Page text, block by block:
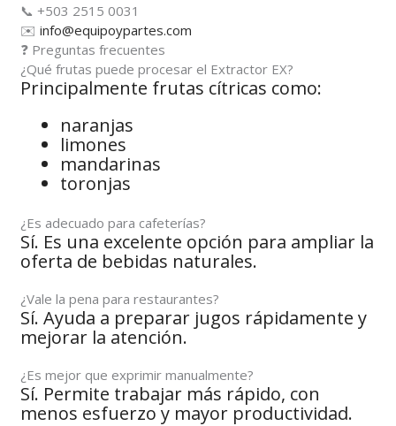
📞 +503 2515 0031
✉️info@equipoypartes.com
❓ Preguntas frecuentes
¿Qué frutas puede procesar el Extractor EX?
Principalmente frutas cítricas como:
naranjas
limones
mandarinas
toronjas
¿Es adecuado para cafeterías?
Sí. Es una excelente opción para ampliar la
oferta de bebidas naturales.
¿Vale la pena para restaurantes?
Sí. Ayuda a preparar jugos rápidamente y
mejorar la atención.
¿Es mejor que exprimir manualmente?
Sí. Permite trabajar más rápido, con
menos esfuerzo y mayor productividad.